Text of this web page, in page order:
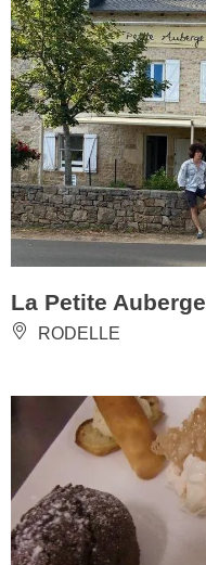
La Petite Auberge
RODELLE